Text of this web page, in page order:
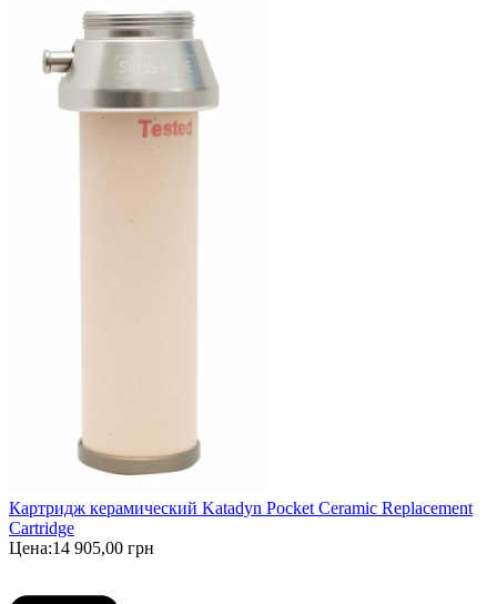
Картридж керамический Katadyn Pocket Ceramic Replacement
Cartridge
Цена:14 905,00 грн